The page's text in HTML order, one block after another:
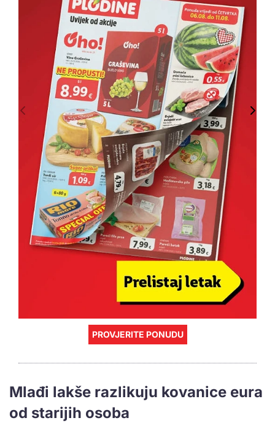
PROVJERITE PONUDU
Mlađi lakše razlikuju kovanice eura
od starijih osoba